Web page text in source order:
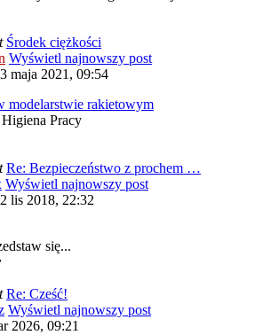
Środek ciężkości
Wyświetl najnowszy post
maja 2021, 09:54
modelarstwie rakietowym
Pracy
Re: Bezpieczeństwo z prochem …
Wyświetl najnowszy post
lis 2018, 22:32
się...
Re: Cześć!
Wyświetl najnowszy post
2026, 09:21